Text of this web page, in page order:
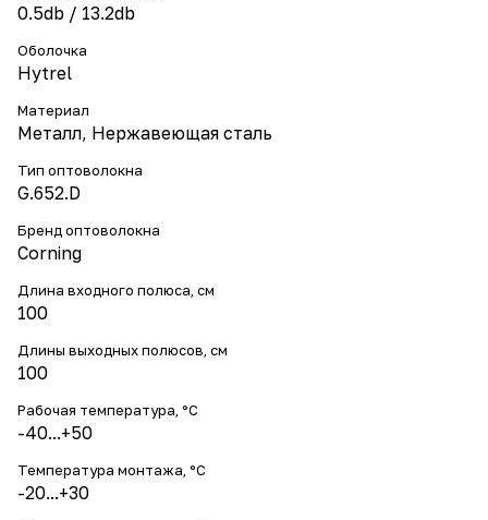
0.5db / 13.2db
Оболочка
Hytrel
Материал
Металл, Нержавеющая сталь
Тип оптоволокна
G.652.D
Бренд оптоволокна
Corning
Длина входного полюса, см
100
Длины выходных полюсов, см
100
Рабочая температура, °С
-40...+50
Температура монтажа, °С
-20...+30